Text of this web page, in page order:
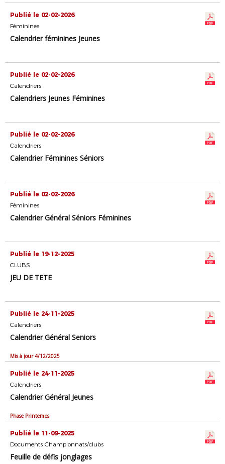
Publié le 02-02-2026
Féminines
Calendrier féminines Jeunes
Publié le 02-02-2026
Calendriers
Calendriers Jeunes Féminines
Publié le 02-02-2026
Calendriers
Calendrier Féminines Séniors
Publié le 02-02-2026
Féminines
Calendrier Général Séniors Féminines
Publié le 19-12-2025
CLUBS
JEU DE TETE
Publié le 24-11-2025
Calendriers
Calendrier Général Seniors
Mis à jour 4/12/2025
Publié le 24-11-2025
Calendriers
Calendrier Général Jeunes
Phase Printemps
Publié le 11-09-2025
Documents Championnats/clubs
Feuille de défis jonglages